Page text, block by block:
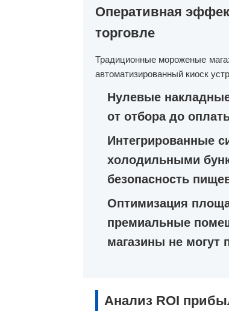
Оперативная
торговле
Традиционные мороженые
автоматизированный киоск
Нулевые
от отбора до
Интегрированные
холодильными
безопасность
Оптимизация
премиальные
магазины не могут
Анализ ROI